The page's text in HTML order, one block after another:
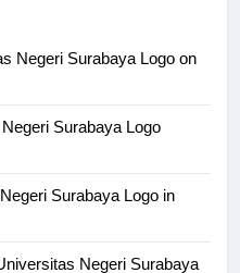
Negeri Surabaya Logo on
Surabaya Logo
Surabaya Logo in